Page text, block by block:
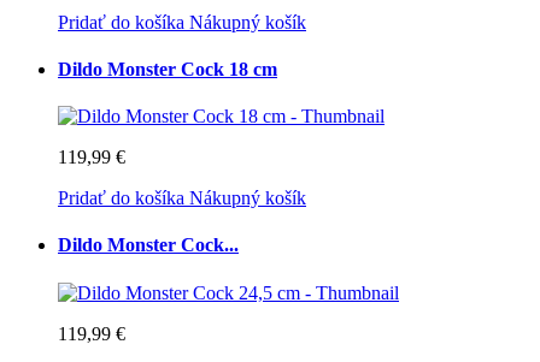
Pridať do košíka Nákupný košík
Dildo Monster Cock 18 cm
119,99 €
Pridať do košíka Nákupný košík
Dildo Monster Cock...
119,99 €